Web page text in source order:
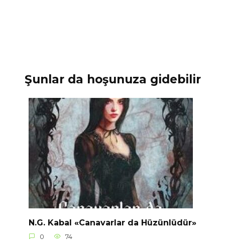
Şunlar da hoşunuza gidebilir
N.G. Kabal «Canavarlar da Hüzünlüdür»
0 74